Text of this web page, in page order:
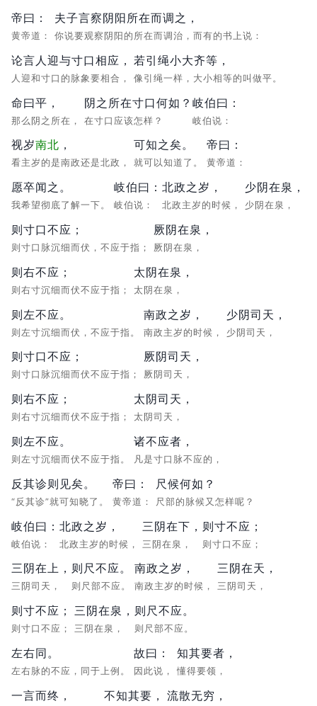
帝曰：
黄帝道：
夫子言察阴阳所在而调之，
你说要观察阴阳的所在而调治，而有的书上说：
论言人迎与寸口相应，
人迎和寸口的脉象要相合，
若引绳小大齐等，
像引绳一样，大小相等的叫做平。
命曰平，
那么阴之所在，
阴之所在寸口何如？
在寸口应该怎样？
岐伯曰：
岐伯说：
视岁南北 ，
看主岁的是南政还是北政，
可知之矣。
就可以知道了。
帝曰：
黄帝道：
愿卒闻之。
我希望彻底了解一下。
岐伯曰：
岐伯说：
北政之岁，
北政主岁的时候，
少阴在泉，
少阴在泉，
则寸口不应；
则寸口脉沉细而伏，不应于指；
厥阴在泉，
厥阴在泉，
则右不应；
则右寸沉细而伏不应于指；
太阴在泉，
太阴在泉，
则左不应。
则左寸沉细而伏，不应于指。
南政之岁，
南政主岁的时候，
少阴司天，
少阴司天，
则寸口不应；
则寸口脉沉细而伏不应于指；
厥阴司天，
厥阴司天，
则右不应；
则右寸沉细而伏不应于指；
太阴司天，
太阴司天，
则左不应。
则左寸沉细而伏不应于指。
诸不应者，
凡是寸口脉不应的，
反其诊则见矣。
“反其诊”就可知晓了。
帝曰：
黄帝道：
尺候何如？
尺部的脉候又怎样呢？
岐伯曰：
岐伯说：
北政之岁，
北政主岁的时候，
三阴在下，
三阴在泉，
则寸不应；
则寸口不应；
三阴在上，
三阴司天，
则尺不应。
则尺部不应。
南政之岁，
南政主岁的时候，
三阴在天，
三阴司天，
则寸不应；
则寸口不应；
三阴在泉，
三阴在泉，
则尺不应。
则尺部不应。
左右同。
左右脉的不应，同于上例。
故曰：
因此说，
知其要者，
懂得要领，
一言而终， 不知其要， 流散无穷，